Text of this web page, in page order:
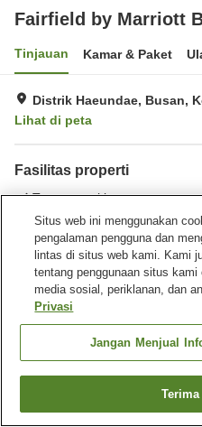
Fairfield by Marriott
Tinjauan Kamar & Paket
Distrik Haeundae, Busan,
Lihat di peta
Fasilitas properti
Tempat parkir
Benar-benar bebas rokok
Beranda Korea Selatan
Haeundae-gu
Fairfield by
Cari
Situs web ini menggunakan
pengalaman pengguna dan
lintas di situs web kami. Kami
tentang penggunaan situs
media sosial, periklanan, dan
Privasi
Jangan Menjual